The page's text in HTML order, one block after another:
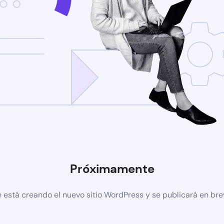
Próximamente
está creando el nuevo sitio WordPress y se publicará en